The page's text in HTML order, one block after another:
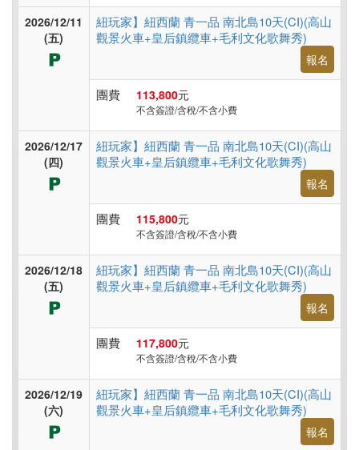
2026/12/11
(五)
紐玩家】紐西蘭 青一品 南北島10天(CI)(高山
觀景火車+皇后鎮纜車+毛利文化歌舞秀)
報名
團費 113,800元
不含簽證/含稅/不含小費
2026/12/17
(四)
紐玩家】紐西蘭 青一品 南北島10天(CI)(高山
觀景火車+皇后鎮纜車+毛利文化歌舞秀)
報名
團費 115,800元
不含簽證/含稅/不含小費
2026/12/18
(五)
紐玩家】紐西蘭 青一品 南北島10天(CI)(高山
觀景火車+皇后鎮纜車+毛利文化歌舞秀)
報名
團費 117,800元
不含簽證/含稅/不含小費
2026/12/19
(六)
紐玩家】紐西蘭 青一品 南北島10天(CI)(高山
觀景火車+皇后鎮纜車+毛利文化歌舞秀)
報名